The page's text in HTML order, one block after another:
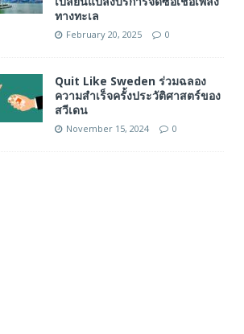
ทางทะเล
February 20, 2025 0
Quit Like Sweden ร่วมฉลอง
ความสำเร็จครั้งประวัติศาสตร์ของ
สวีเดน
November 15, 2024 0